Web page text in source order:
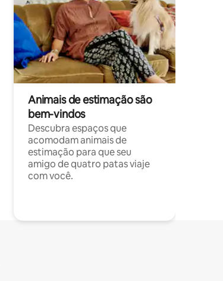
Animais de estimação são
bem-vindos
Descubra espaços que
acomodam animais de
estimação para que seu
amigo de quatro patas viaje
com você.